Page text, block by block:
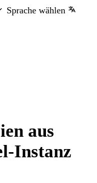
Sprache wählen
aus
Instanz